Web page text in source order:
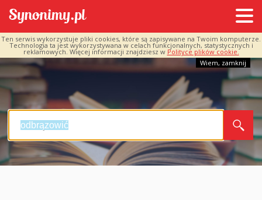
Ten serwis wykorzystuje pliki cookies, które są zapisywane na Twoim komputerze.
Technologia ta jest wykorzystywana w celach funkcjonalnych, statystycznych i
reklamowych. Więcej informacji znajdziesz w Polityce plików cookie.
Wiem, zamknij